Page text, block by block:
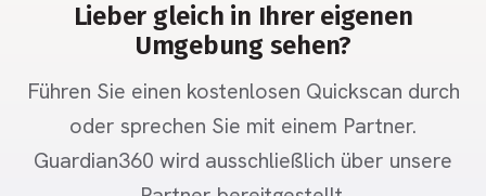
Lieber gleich in Ihrer eigenen
Umgebung sehen?
Führen Sie einen kostenlosen Quickscan durch
oder sprechen Sie mit einem Partner.
Guardian360 wird ausschließlich über unsere